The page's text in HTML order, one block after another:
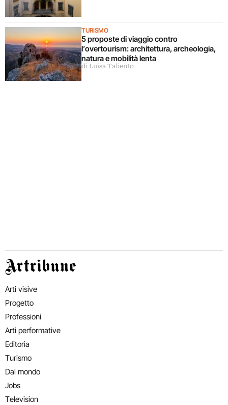
TURISMO
5 proposte di viaggio contro
l’overtourism: architettura, archeologia,
natura e mobilità lenta
di Luisa Taliento
Artribune
Arti visive
Progetto
Professioni
Arti performative
Editoria
Turismo
Dal mondo
Jobs
Television